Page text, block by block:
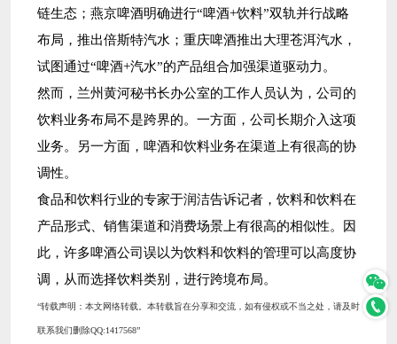
链生态；燕京啤酒明确进行“啤酒+饮料”双轨并行战略
布局，推出倍斯特汽水；重庆啤酒推出大理苍洱汽水，
试图通过“啤酒+汽水”的产品组合加强渠道驱动力。
然而，兰州黄河秘书长办公室的工作人员认为，公司的
饮料业务布局不是跨界的。一方面，公司长期介入这项
业务。另一方面，啤酒和饮料业务在渠道上有很高的协
调性。
食品和饮料行业的专家于润洁告诉记者，饮料和饮料在
产品形式、销售渠道和消费场景上有很高的相似性。因
此，许多啤酒公司误以为饮料和饮料的管理可以高度协
调，从而选择饮料类别，进行跨境布局。
“‌转载声明‌：本文网络转载。本转载旨在分享和交流，如有侵权或不当之处，请及时
联系我们删除QQ:1417568”